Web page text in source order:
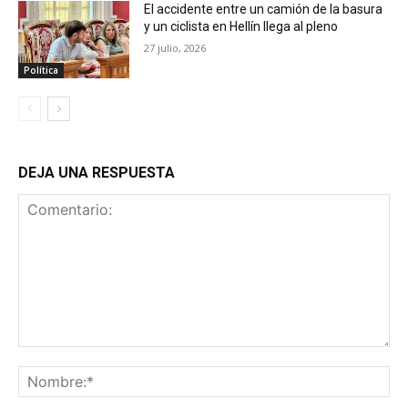
Política
El accidente entre un camión de la basura
y un ciclista en Hellín llega al pleno
27 julio, 2026
DEJA UNA RESPUESTA